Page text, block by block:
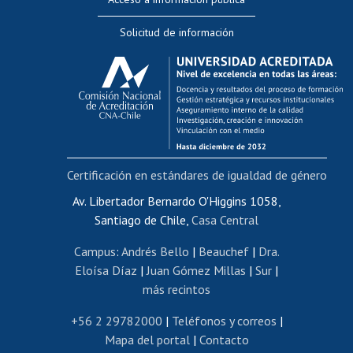
Evaluación docente
Calificación académica
Postulación al AUCAI
Funcionarias/os
Cursos internos de capacitación
Bienestar del personal
Portal de movilidad interna
Certificado de renta
Certificado de renta honorarios
Editar páginas blancas
Extranjeras/os
Revalidación y reconocimiento de títulos
Postulación al Programa de Movilidad Estudiantil
Solicitud de información
Av. Libertador Bernardo O'Higgins 1058,
Santiago de Chile, Casa Central
Campus: Andrés Bello | Beauchef| Dra.
Eloísa Díaz |Juan Gómez Millas | Sur |
más recintos
+56 2 29782000 | Teléfonos y correos |
Mapa del portal| Contacto
Certificación en estándares de igualdad de género